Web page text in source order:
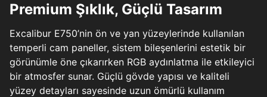
Premium Şıklık, Güçlü Tasarım
Excalibur E750’nin ön ve yan yüzeylerinde kullanılan
temperli cam paneller, sistem bileşenlerini estetik bir
görünümle öne çıkarırken RGB aydınlatma ile etkileyici
bir atmosfer sunar. Güçlü gövde yapısı ve kaliteli
yüzey detayları sayesinde uzun ömürlü kullanım